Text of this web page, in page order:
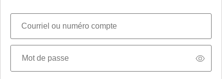
Courriel ou numéro compte
Mot de passe